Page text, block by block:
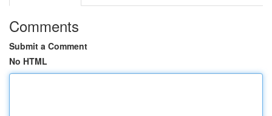
Comments
Submit a Comment
No HTML